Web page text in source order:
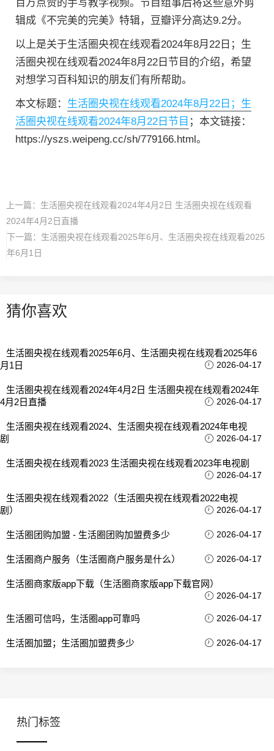
百万点赞的手写教学视频。节目组事后将这些意外剪
辑成《不完美的完美》特辑，豆瓣评分高达9.2分。
以上是关于生活圈央视在线观看2024年8月22日；生
活圈央视在线观看2024年8月22日节目的介绍，希望
对想学习百科知识的朋友们有所帮助。
本文标题： 生活圈央视在线观看2024年8月22日；生
活圈央视在线观看2024年8月22日节目 ；本文链接：
https://yszs.weipeng.cc/sh/779166.html。
上一篇： 生活圈央视在线观看2024年4月2日 生活圈央视在线观看
2024年4月2日直播
下一篇： 生活圈央视在线观看2025年6月、生活圈央视在线观看2025
年6月1日
猜你喜欢
生活圈央视在线观看2025年6月、生活圈央视在线观看2025年6
月1日
2026-04-17
生活圈央视在线观看2024年4月2日 生活圈央视在线观看2024年
4月2日直播
2026-04-17
生活圈央视在线观看2024、生活圈央视在线观看2024年电视
剧
2026-04-17
生活圈央视在线观看2023 生活圈央视在线观看2023年电视剧
2026-04-17
生活圈央视在线观看2022（生活圈央视在线观看2022电视
剧）
2026-04-17
生活圈团购加盟 - 生活圈团购加盟费多少 2026-04-17
生活圈商户服务（生活圈商户服务是什么） 2026-04-17
生活圈商家版app下载（生活圈商家版app下载官网）
2026-04-17
生活圈可信吗，生活圈app可靠吗 2026-04-17
生活圈加盟；生活圈加盟费多少 2026-04-17
热门标签